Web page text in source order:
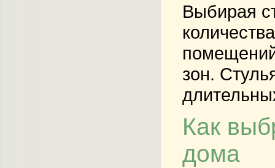
Выбирая
зон.
Как
дома